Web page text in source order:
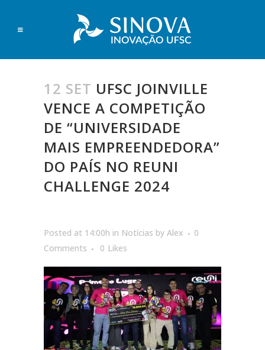
12 SET UFSC JOINVILLE
VENCE A COMPETIÇÃO
DE “UNIVERSIDADE
MAIS EMPREENDEDORA”
DO PAÍS NO REUNI
CHALLENGE 2024
Posted at 14:00h in Notícias by Alex
0
Comments
0 Likes